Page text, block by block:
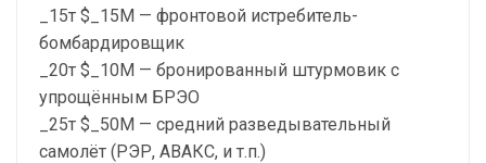
_15т $_15М — фронтовой истребитель-
бомбардировщик
_20т $_10М — бронированный штурмовик с
упрощённым БРЭО
_25т $_50М — средний разведывательный
самолёт (РЭР, АВАКС, и т.п.)